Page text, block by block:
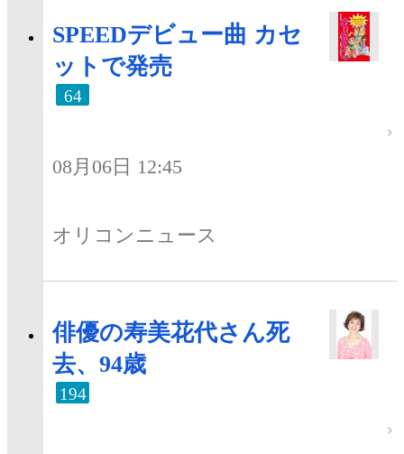
SPEEDデビュー曲 カセ
ットで発売
64
08月06日 12:45
オリコンニュース
俳優の寿美花代さん死
去、94歳
194